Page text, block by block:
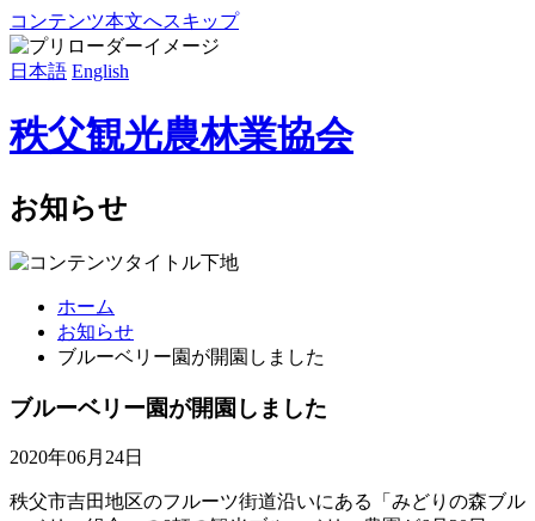
コンテンツ本文へスキップ
日本語 English
秩父観光農林業協会
お知らせ
ホーム
お知らせ
ブルーベリー園が開園しました
ブルーベリー園が開園しました
2020年06月24日
秩父市吉田地区のフルーツ街道沿いにある「みどりの森ブル